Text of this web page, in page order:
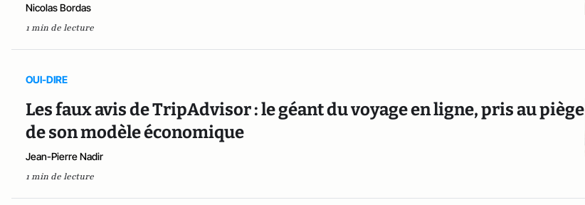
Nicolas Bordas
1 min de lecture
OUI-DIRE
Les faux avis de TripAdvisor : le géant du voyage en ligne, pris au piège
de son modèle économique
Jean-Pierre Nadir
1 min de lecture